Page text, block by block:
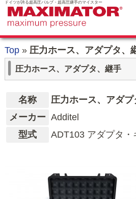
ドイツが誇る超高圧バルブ・超高圧継手のマイスター
Top» 圧力ホース、アダプタ、
圧力ホース、アダプタ、継手
名称
圧力ホース、アダプ
メーカー Additel
型式
ADT103 アダプタ・